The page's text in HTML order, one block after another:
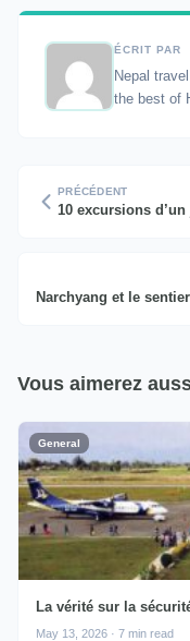
ÉCRIT PAR
Nepal
the best of
PRÉCÉDENT
Vous aimerez
General
La vérité sur la
May 13, 2026 · 7 min read